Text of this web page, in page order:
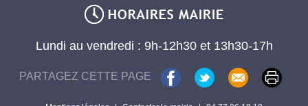
Lundi au vendredi : 9h-12h30 et 13h30-17h
PARTAGEZ CETTE PAGE